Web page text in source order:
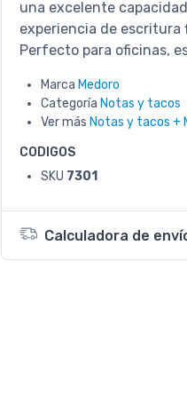
una excelente
experiencia de
Perfecto para oficinas,
Marca Medoro
Categoría Notas y tacos
Ver más Notas y tacos +
CODIGOS
SKU 7301
Calculadora de